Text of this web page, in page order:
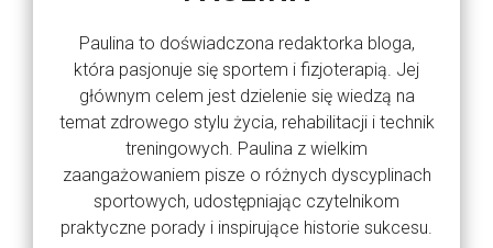
Paulina to doświadczona redaktorka bloga,
która pasjonuje się sportem i fizjoterapią. Jej
głównym celem jest dzielenie się wiedzą na
temat zdrowego stylu życia, rehabilitacji i technik
treningowych. Paulina z wielkim
zaangażowaniem pisze o różnych dyscyplinach
sportowych, udostępniając czytelnikom
praktyczne porady i inspirujące historie sukcesu.